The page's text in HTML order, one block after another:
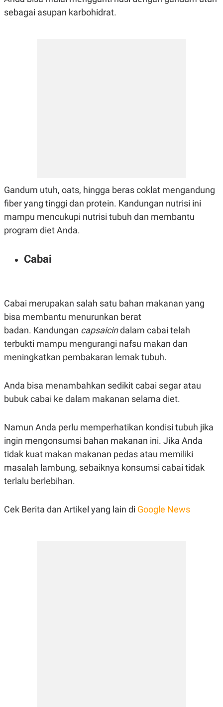
sebagai asupan karbohidrat.
Gandum utuh, oats, hingga beras coklat mengandung
fiber yang tinggi dan protein. Kandungan nutrisi ini
mampu mencukupi nutrisi tubuh dan membantu
program diet Anda.
Cabai
Cabai merupakan salah satu bahan makanan yang
bisa membantu menurunkan berat
badan. Kandungan capsaicindalam cabai telah
terbukti mampu mengurangi nafsu makan dan
meningkatkan pembakaran lemak tubuh.
Anda bisa menambahkan sedikit cabai segar atau
bubuk cabai ke dalam makanan selama diet.
Namun Anda perlu memperhatikan kondisi tubuh jika
ingin mengonsumsi bahan makanan ini. Jika Anda
tidak kuat makan makanan pedas atau memiliki
masalah lambung, sebaiknya konsumsi cabai tidak
terlalu berlebihan.
Cek Berita dan Artikel yang lain di Google News